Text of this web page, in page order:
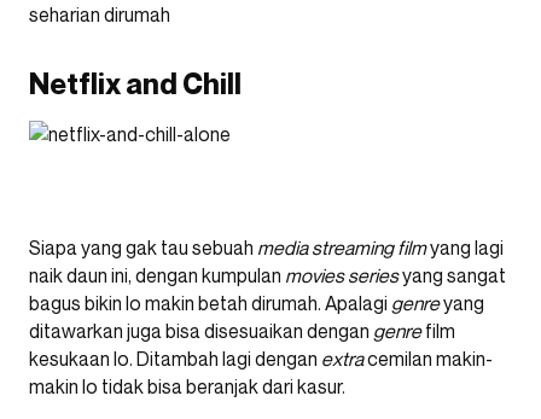
seharian dirumah
Netflix and Chill
Siapa yang gak tau sebuah media streaming filmyang lagi
naik daun ini, dengan kumpulan movies seriesyang sangat
bagus bikin lo makin betah dirumah. Apalagi genreyang
ditawarkan juga bisa disesuaikan dengan genrefilm
kesukaan lo. Ditambah lagi dengan extracemilan makin-
makin lo tidak bisa beranjak dari kasur.